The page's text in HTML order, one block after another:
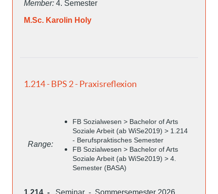
Member: 4. Semester
M.Sc. Karolin Holy
1.214 - BPS 2 - Praxisreflexion
Range:
FB Sozialwesen > Bachelor of Arts
Soziale Arbeit (ab WiSe2019) > 1.214
- Berufspraktisches Semester
FB Sozialwesen > Bachelor of Arts
Soziale Arbeit (ab WiSe2019) > 4.
Semester (BASA)
1.214 -
Seminar - Sommersemester 2026